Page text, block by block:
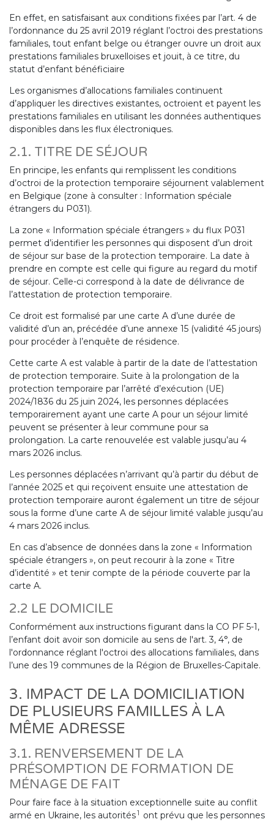
En effet, en satisfaisant aux conditions fixées par l’art. 4 de
l’ordonnance du 25 avril 2019 réglant l’octroi des prestations
familiales, tout enfant belge ou étranger ouvre un droit aux
prestations familiales bruxelloises et jouit, à ce titre, du
statut d’enfant bénéficiaire
Les organismes d’allocations familiales continuent
d’appliquer les directives existantes, octroient et payent les
prestations familiales en utilisant les données authentiques
disponibles dans les flux électroniques.
2.1. TITRE DE SÉJOUR
En principe, les enfants qui remplissent les conditions
d’octroi de la protection temporaire séjournent valablement
en Belgique (zone à consulter : Information spéciale
étrangers du P031).
La zone « Information spéciale étrangers » du flux P031
permet d’identifier les personnes qui disposent d’un droit
de séjour sur base de la protection temporaire. La date à
prendre en compte est celle qui figure au regard du motif
de séjour. Celle-ci correspond à la date de délivrance de
l’attestation de protection temporaire.
Ce droit est formalisé par une carte A d’une durée de
validité d’un an, précédée d’une annexe 15 (validité 45 jours)
pour procéder à l’enquête de résidence.
Cette carte A est valable à partir de la date de l’attestation
de protection temporaire. Suite à la prolongation de la
protection temporaire par l’arrêté d’exécution (UE)
2024/1836 du 25 juin 2024, les personnes déplacées
temporairement ayant une carte A pour un séjour limité
peuvent se présenter à leur commune pour sa
prolongation. La carte renouvelée est valable jusqu’au 4
mars 2026 inclus.
Les personnes déplacées n’arrivant qu’à partir du début de
l’année 2025 et qui reçoivent ensuite une attestation de
protection temporaire auront également un titre de séjour
sous la forme d’une carte A de séjour limité valable jusqu’au
4 mars 2026 inclus.
En cas d’absence de données dans la zone « Information
spéciale étrangers », on peut recourir à la zone « Titre
d’identité » et tenir compte de la période couverte par la
carte A.
2.2 LE DOMICILE
Conformément aux instructions figurant dans la CO PF 5-1,
l’enfant doit avoir son domicile au sens de l'art. 3, 4°, de
l'ordonnance réglant l'octroi des allocations familiales, dans
l’une des 19 communes de la Région de Bruxelles-Capitale.
3. IMPACT DE LA DOMICILIATION
DE PLUSIEURS FAMILLES À LA
MÊME ADRESSE
3.1. RENVERSEMENT DE LA
PRÉSOMPTION DE FORMATION DE
MÉNAGE DE FAIT
Pour faire face à la situation exceptionnelle suite au conflit
armé en Ukraine, les autorités1
ont prévu que les personnes